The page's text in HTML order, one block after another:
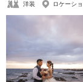
洋装 ロケーシ